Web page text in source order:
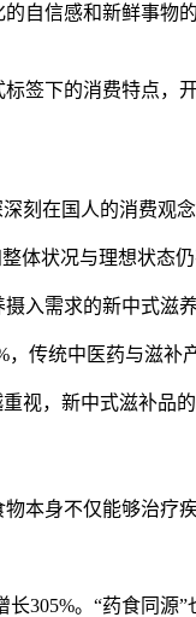
自信感和新鲜事
签下的消费特点，
刻在国人的消费观念
体状况与理想状态仍
入需求的新中式滋
传统中医药与滋补
视，新中式滋补品的
本身不仅能够治疗
。“药食同源